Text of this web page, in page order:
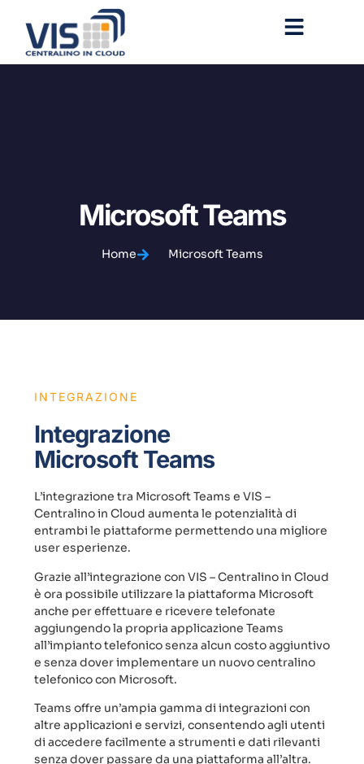
Microsoft Teams
Home Microsoft Teams
INTEGRAZIONE
Integrazione
Microsoft Teams
L’integrazione tra Microsoft Teams e VIS –
Centralino in Cloud aumenta le potenzialità di
entrambi le piattaforme permettendo una migliore
user esperienze.
Grazie all’integrazione con VIS – Centralino in Cloud
è ora possibile utilizzare la piattaforma Microsoft
anche per effettuare e ricevere telefonate
aggiungendo la propria applicazione Teams
all’impianto telefonico senza alcun costo aggiuntivo
e senza dover implementare un nuovo centralino
telefonico con Microsoft.
Teams offre un’ampia gamma di integrazioni con
altre applicazioni e servizi, consentendo agli utenti
di accedere facilmente a strumenti e dati rilevanti
senza dover passare da una piattaforma all’altra.